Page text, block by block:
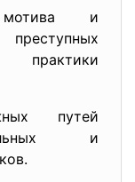
и
преступных
путей
и